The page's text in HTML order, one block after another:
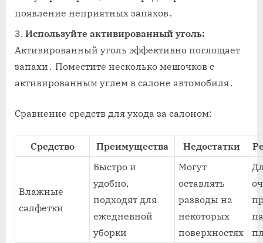
появление неприятных запахов․
Используйте активированный уголь:
Активированный уголь эффективно поглощает
запахи․ Поместите несколько мешочков с
активированным углем в салоне автомобиля․
Сравнение средств для ухода за салоном:
Средство Преимущества Недостатки
Влажные
салфетки
Быстро и
удобно,
подходят для
ежедневной
уборки
Могут
оставлять
разводы на
некоторых
поверхностях